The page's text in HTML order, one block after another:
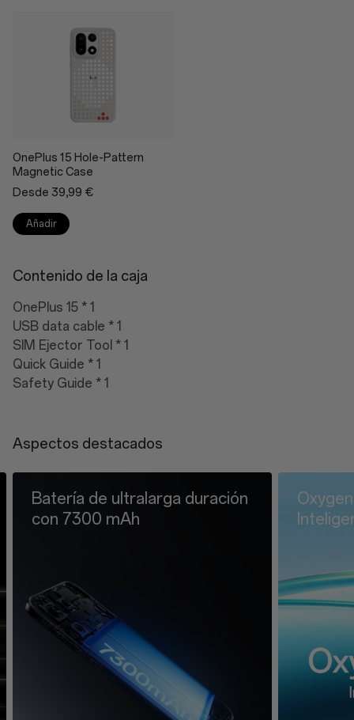
OnePlus 15 Hole-Pattern
Magnetic Case
Desde 39,99 €
Añadir
Contenido de la caja
OnePlus 15 * 1
USB data cable * 1
SIM Ejector Tool * 1
Quick Guide * 1
Safety Guide * 1
Aspectos destacados
ultralarga duración
mAh
OxygenOS 16.0:
Inteligentemente